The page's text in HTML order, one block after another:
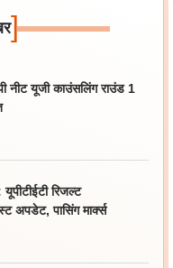
]
यूजी काउंसलिंग राउंड 1
रिजल्ट
पासिंग मार्क्स